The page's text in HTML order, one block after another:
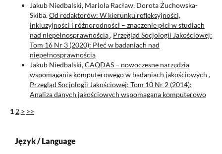
Jakub Niedbalski, Mariola Racław, Dorota Żuchowska-
Skiba,Od redaktorów: W kierunku refleksyjności,
inkluzyjności i różnorodności – znaczenie płci w studiach
nad niepełnosprawnością, Przegląd Socjologii Jakościowej:
Tom 16 Nr 3 (2020): Płeć w badaniach nad
niepełnosprawnością
Jakub Niedbalski,CAQDAS – nowoczesne narzędzia
wspomagania komputerowego w badaniach jakościowych ,
Przegląd Socjologii Jakościowej: Tom 10 Nr 2 (2014):
Analiza danych jakościowych wspomagana komputerowo
1 2 > >>
Język / Language